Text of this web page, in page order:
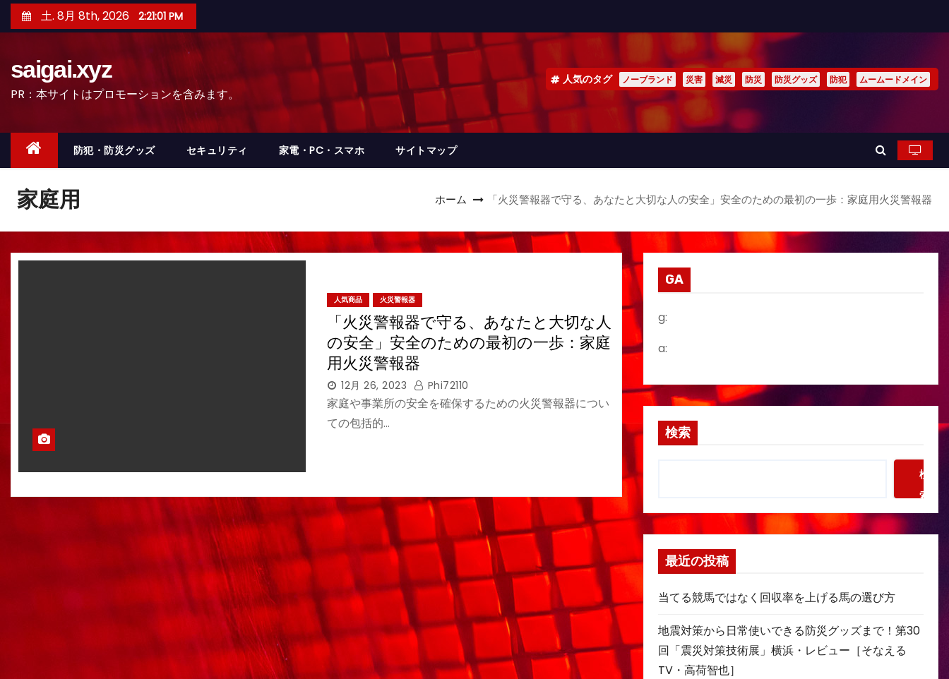
ン
ッ
土. 8月 8th, 2026 2:21:04 PM
saigai.xyz
PR：本サイトはプロモーションを含みます。
人気のタグ ノーブランド 災害 減災 防災 防災グッズ 防犯 ムームードメイン
防犯・防災グッズ セキュリティ 家電・PC・スマホ サイトマップ
家庭用 ホーム 「火災警報器で守る、あなたと大切な人の安全」安全のための最初の一歩：家庭用火災警報器
人気商品 火災警報器
「火災警報器で守る、あなたと大切な人
の安全」安全のための最初の一歩：家庭
用火災警報器
12月 26, 2023 Phi72110
家庭や事業所の安全を確保するための火災警報器につい
ての包括的…
GA
g:
a:
検索
検
索
最近の投稿
当てる競馬ではなく回収率を上げる馬の選び方
地震対策から日常使いできる防災グッズまで！第30
回「震災対策技術展」横浜・レビュー［そなえる
TV・高荷智也］